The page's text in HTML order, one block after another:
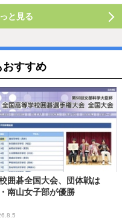
と見る
おすすめ
囲碁全国大会、団体戦は
南山女子部が優勝